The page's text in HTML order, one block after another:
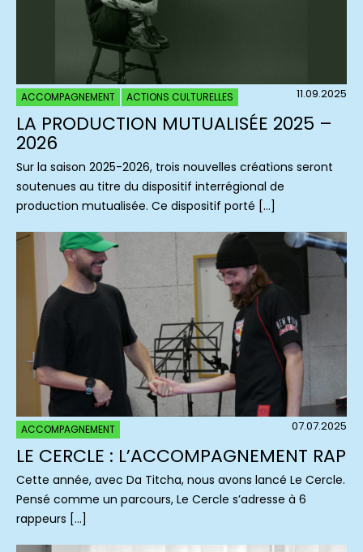
ACCOMPAGNEMENT ACTIONS CULTURELLES 11.09.2025
LA PRODUCTION MUTUALISÉE 2025 –
2026
Sur la saison 2025-2026, trois nouvelles créations seront
soutenues au titre du dispositif interrégional de
production mutualisée. Ce dispositif porté […]
ACCOMPAGNEMENT 07.07.2025
LE CERCLE : L’ACCOMPAGNEMENT RAP
Cette année, avec Da Titcha, nous avons lancé Le Cercle.
Pensé comme un parcours, Le Cercle s’adresse à 6
rappeurs […]